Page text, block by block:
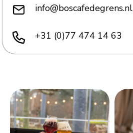
info@boscafedegrens.nl
+31 (0)77 474 14 63